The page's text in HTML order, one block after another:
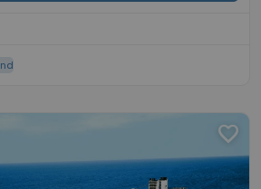
favorite